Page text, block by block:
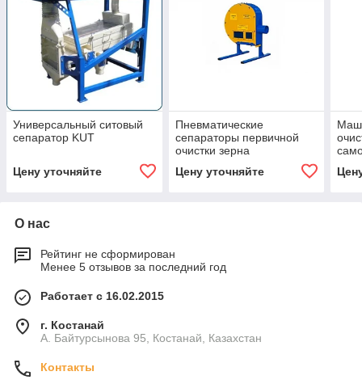
Универсальный ситовый
сепаратор KUT
Цену уточняйте
Пневматические
сепараторы первичной
очистки зерна
Цену уточняйте
О нас
Рейтинг не сформирован
Менее 5 отзывов за последний год
Работает с 16.02.2015
г. Костанай
А. Байтурсынова 95, Костанай, Казахстан
Контакты